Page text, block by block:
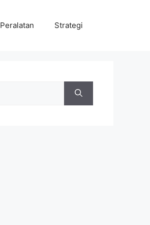
Peralatan Strategi